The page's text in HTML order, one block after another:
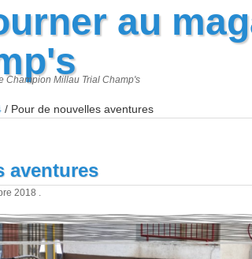
au
Champion Millau Trial Champ's
Pour de nouvelles aventures
aventures
2018 .